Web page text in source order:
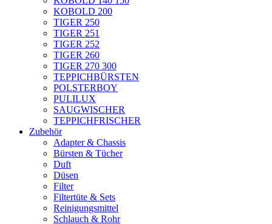
KOBOLD 200
TIGER 250
TIGER 251
TIGER 252
TIGER 260
TIGER 270 300
TEPPICHBÜRSTEN
POLSTERBOY
PULILUX
SAUGWISCHER
TEPPICHFRISCHER
Zubehör
Adapter & Chassis
Bürsten & Tücher
Duft
Düsen
Filter
Filtertüte & Sets
Reinigungsmittel
Schlauch & Rohr